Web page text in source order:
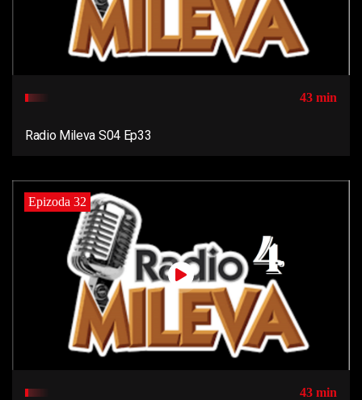
43 min
Radio Mileva S04 Ep33
Epizoda 32
43 min